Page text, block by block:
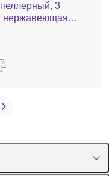
3
нержавеющая